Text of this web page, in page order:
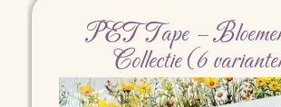
PET Tape –
Collectie (6